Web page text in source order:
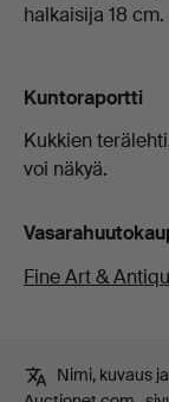
halkaisija 18 cm.
Kuntoraportti
Kukkien
voi näkyä.
Fine Art &
Nimi, kuvaus